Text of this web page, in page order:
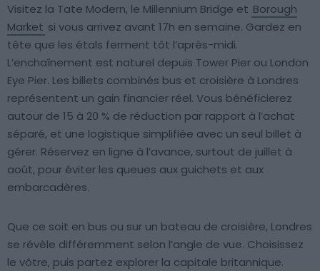
Visitez la Tate Modern, le Millennium Bridge et Borough
Market si vous arrivez avant 17h en semaine. Gardez en
tête que les étals ferment tôt l’après-midi.
L’enchaînement est naturel depuis Tower Pier ou London
Eye Pier. Les billets combinés bus et croisière à Londres
représentent un gain financier réel. Vous bénéficierez
autour de 15 à 20 % de réduction par rapport à l’achat
séparé, et une logistique simplifiée avec un seul billet à
gérer. Réservez en ligne à l’avance, surtout de juillet à
août, pour éviter les queues aux guichets et aux
embarcadères.
Que ce soit en bus ou sur un bateau de croisière, Londres
se révèle différemment selon l’angle de vue. Choisissez
le vôtre, puis partez explorer la capitale britannique.